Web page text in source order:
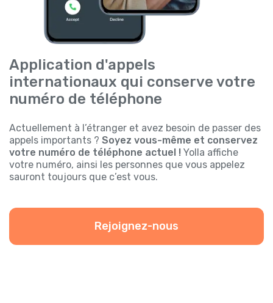
Application d'appels
internationaux qui conserve votre
numéro de téléphone
Actuellement à l’étranger et avez besoin de passer des
appels importants ? Soyez vous-même et conservez
votre numéro de téléphone actuel ! Yolla affiche
votre numéro, ainsi les personnes que vous appelez
sauront toujours que c’est vous.
Rejoignez-nous